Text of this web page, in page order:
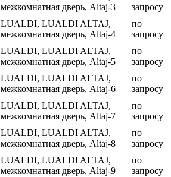
межкомнатная дверь, Altaj-3
запросу
LUALDI, LUALDI ALTAJ,
межкомнатная дверь, Altaj-4
по
запросу
LUALDI, LUALDI ALTAJ,
межкомнатная дверь, Altaj-5
по
запросу
LUALDI, LUALDI ALTAJ,
межкомнатная дверь, Altaj-6
по
запросу
LUALDI, LUALDI ALTAJ,
межкомнатная дверь, Altaj-7
по
запросу
LUALDI, LUALDI ALTAJ,
межкомнатная дверь, Altaj-8
по
запросу
LUALDI, LUALDI ALTAJ,
межкомнатная дверь, Altaj-9
по
запросу